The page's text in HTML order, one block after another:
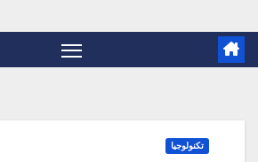
تكنولوجيا